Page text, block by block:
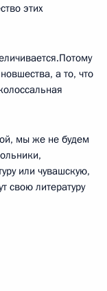
этих
а то, что
мы же не будем
или чувашскую,
свою литературу